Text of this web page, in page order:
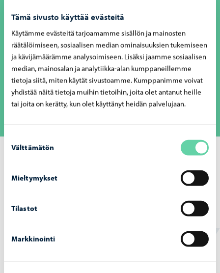
Tämä sivusto käyttää evästeitä
Käytämme evästeitä tarjoamamme sisällön ja mainosten
räätälöimiseen, sosiaalisen median ominaisuuksien tukemiseen
ja kävijämäärämme analysoimiseen. Lisäksi jaamme sosiaalisen
median, mainosalan ja analytiikka-alan kumppaneillemme
tietoja siitä, miten käytät sivustoamme. Kumppanimme voivat
yhdistää näitä tietoja muihin tietoihin, joita olet antanut heille
tai joita on kerätty, kun olet käyttänyt heidän palvelujaan.
Suostumuksen
valinta
Välttämätön
Mieltymykset
Tilastot
Markkinointi
“
jeesataan nuoria ihmisiä löytämään itsensä, oma
tapansa olla ja elää. Näitä identiteetin
rakennuspalikoita haluaisin olla tarjoilemassa omalta
osaltani. Onnistumisen kokemuksia ja elämyksiä
musiikin parissa.
Porvoon kokoisessa kaupungissa asiat on mahdollista
Kouluyhteisöjen autonomia on hieno porvoolainen arvo